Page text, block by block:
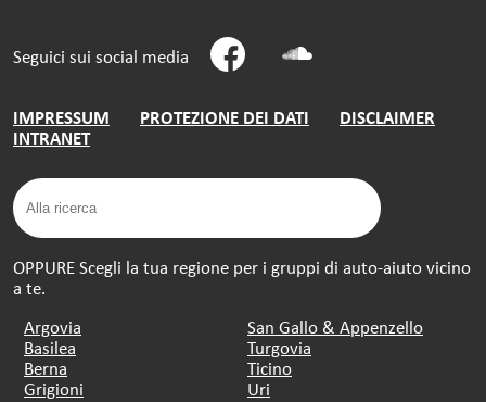
Seguici sui social media
IMPRESSUM PROTEZIONE DEI DATI
DISCLAIMER
INTRANET
OPPURE Scegli la tua regione per i gruppi di auto-aiuto vicino
a te.
Argovia
Basilea
Berna
Grigioni
San Gallo & Appenzello
Turgovia
Ticino
Uri